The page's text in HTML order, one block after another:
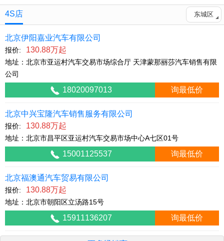
4S店 东城区
北京伊阳嘉业汽车有限公司
报价: 130.88万起
地址：北京市亚运村汽车交易市场综合厅 天津蒙那丽莎汽车销售有限
公司
18020097013 询最低价
北京中兴宝隆汽车销售服务有限公司
报价: 130.88万起
地址：北京市昌平区亚运村汽车交易市场中心A七区01号
15001125537 询最低价
北京福澳通汽车贸易有限公司
报价: 130.88万起
地址：北京市朝阳区立汤路15号
15911136207 询最低价